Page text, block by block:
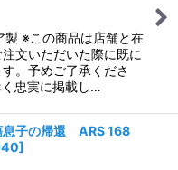
※この商品は店舗と在
文いただいた際に既に
。予めご了承くださ
忠実に掲載し…
子の帰還 ARS 168
]